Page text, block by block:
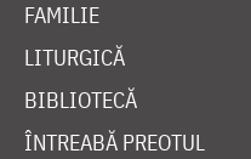
FAMILIE
LITURGICĂ
BIBLIOTECĂ
ÎNTREABĂ PREOTUL